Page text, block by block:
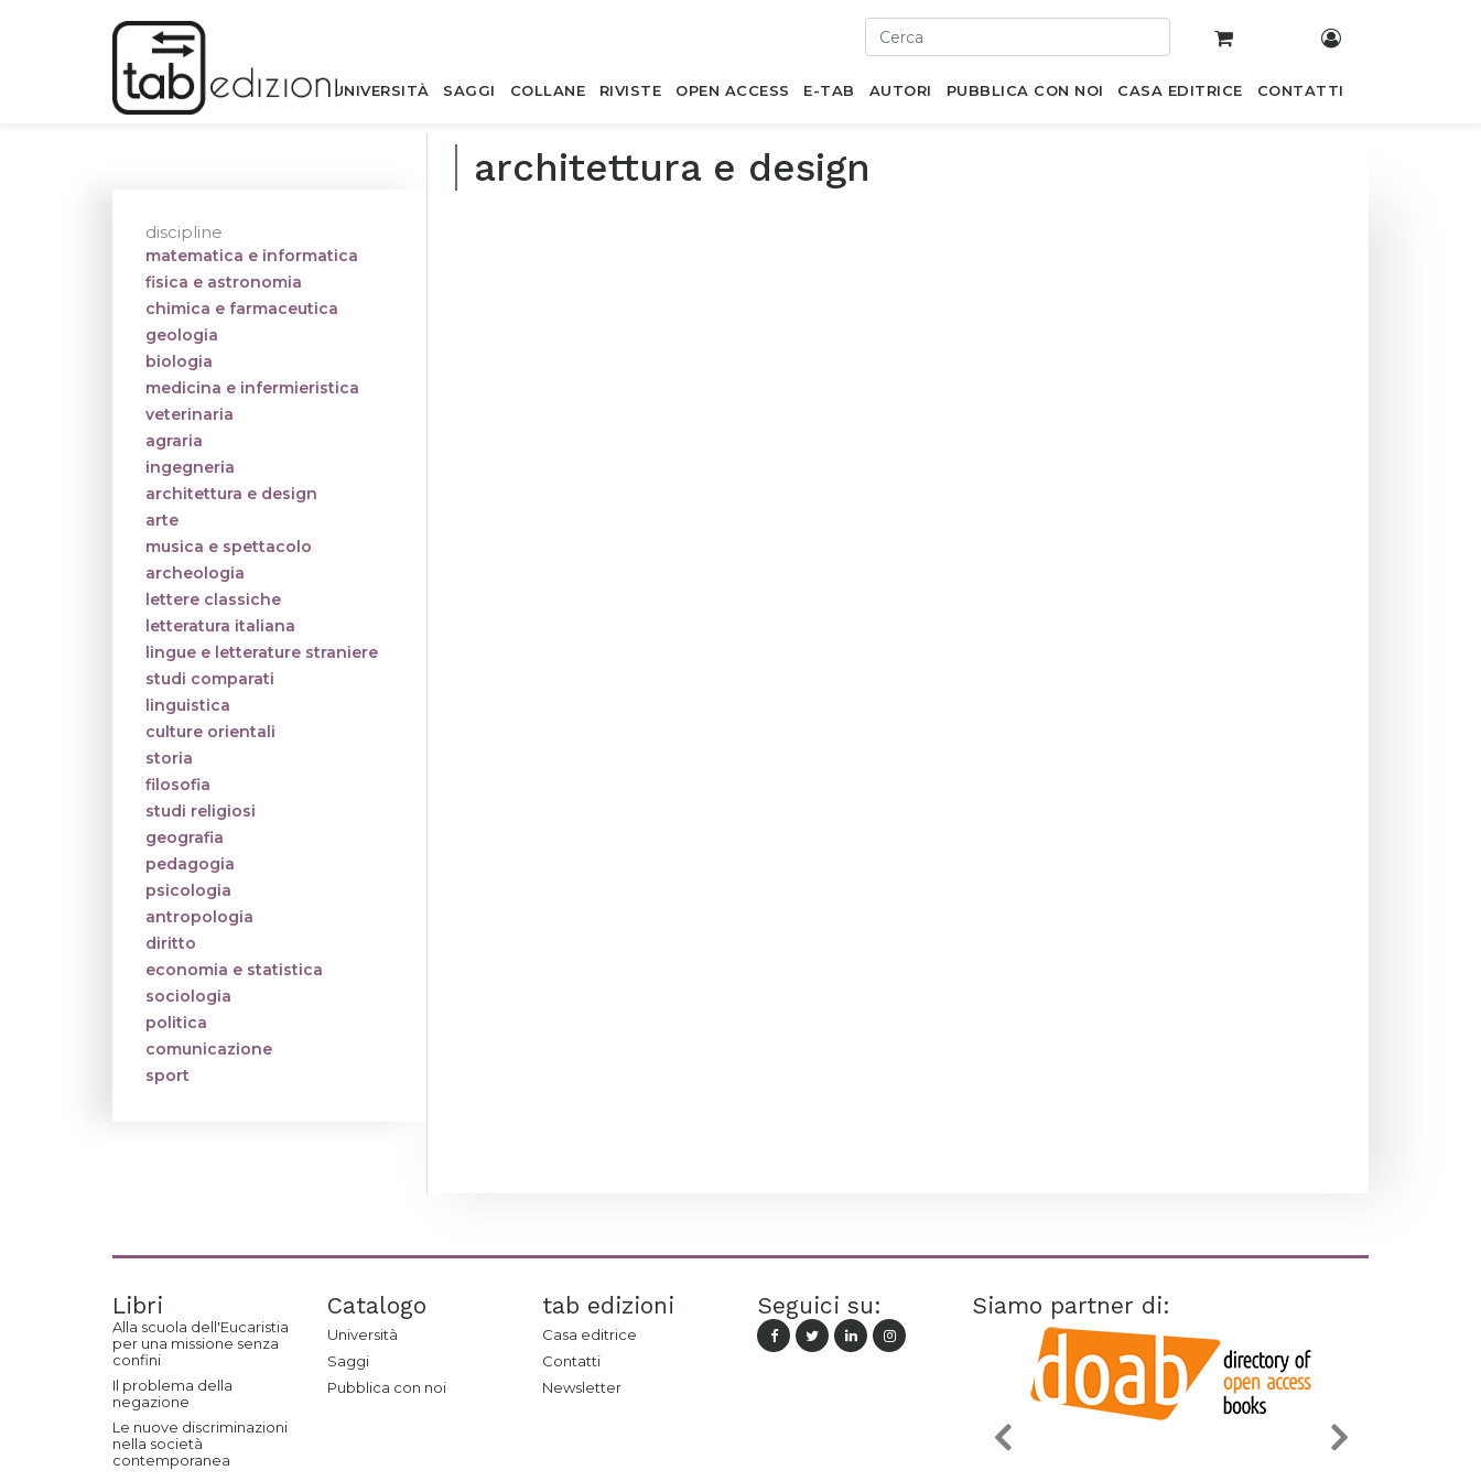
UNIVERSITÀ SAGGI COLLANE RIVISTE OPEN ACCESS E-TAB AUTORI PUBBLICA CON NOI CASA EDITRICE CONTATTI
architettura e design
discipline
matematica e informatica
fisica e astronomia
chimica e farmaceutica
geologia
biologia
medicina e infermieristica
veterinaria
agraria
ingegneria
architettura e design
arte
musica e spettacolo
archeologia
lettere classiche
letteratura italiana
lingue e letterature straniere
studi comparati
linguistica
culture orientali
storia
filosofia
studi religiosi
geografia
pedagogia
psicologia
antropologia
diritto
economia e statistica
sociologia
politica
comunicazione
sport
Libri
Alla scuola dell'Eucaristia
per una missione senza
confini
Il problema della
negazione
Le nuove discriminazioni
nella società
contemporanea
Catalogo
Università
Saggi
Pubblica con noi
tab edizioni
Casa editrice
Contatti
Newsletter
Seguici su: Siamo partner di: